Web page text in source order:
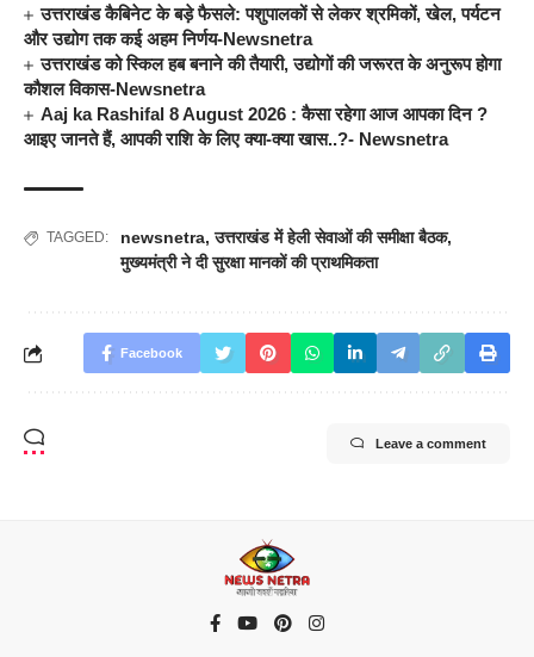
उत्तराखंड कैबिनेट के बड़े फैसले: पशुपालकों से लेकर श्रमिकों, खेल, पर्यटन
और उद्योग तक कई अहम निर्णय-Newsnetra
उत्तराखंड को स्किल हब बनाने की तैयारी, उद्योगों की जरूरत के अनुरूप होगा
कौशल विकास-Newsnetra
Aaj ka Rashifal 8 August 2026 : कैसा रहेगा आज आपका दिन ?
आइए जानते हैं, आपकी राशि के लिए क्या-क्या खास..?- Newsnetra
TAGGED: newsnetra,उत्तराखंड में हेली सेवाओं की समीक्षा बैठक,
मुख्यमंत्री ने दी सुरक्षा मानकों की प्राथमिकता
Facebook
Leave a comment